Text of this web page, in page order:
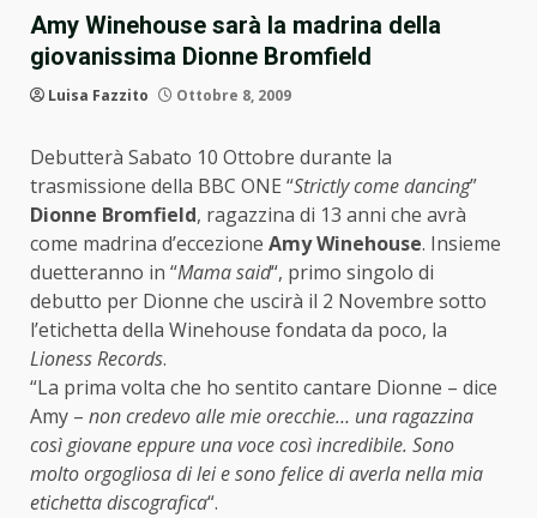
Amy Winehouse sarà la madrina della
giovanissima Dionne Bromfield
Luisa Fazzito Ottobre 8, 2009
Debutterà Sabato 10 Ottobre durante la
trasmissione della BBC ONE “Strictly come dancing”
Dionne Bromfield, ragazzina di 13 anni che avrà
come madrina d’eccezione Amy Winehouse. Insieme
duetteranno in “Mama said“, primo singolo di
debutto per Dionne che uscirà il 2 Novembre sotto
l’etichetta della Winehouse fondata da poco, la
Lioness Records.
“La prima volta che ho sentito cantare Dionne – dice
Amy – non credevo alle mie orecchie… una ragazzina
così giovane eppure una voce così incredibile. Sono
molto orgogliosa di lei e sono felice di averla nella mia
etichetta discografica“.